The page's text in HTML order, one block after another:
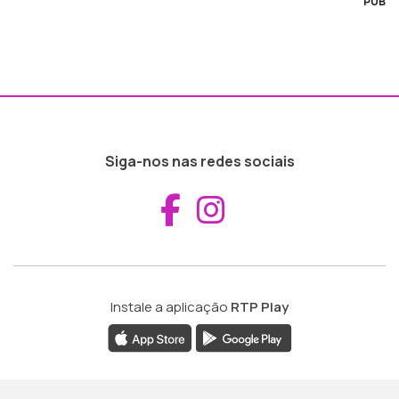
Siga-nos nas redes sociais
Aceder ao
Instale a aplicação RTP Play